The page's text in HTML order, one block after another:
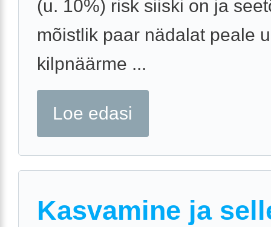
(u. 10%) risk siiski on ja
mõistlik paar nädalat peale
kilpnäärme ...
Loe edasi
Kasvamine ja